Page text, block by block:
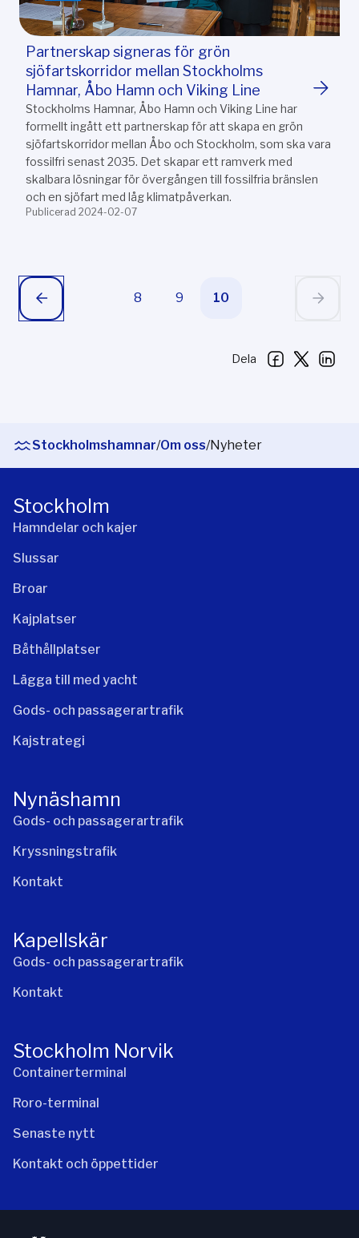
Partnerskap signeras för grön
sjöfartskorridor mellan Stockholms
Hamnar, Åbo Hamn och Viking Line
Stockholms Hamnar, Åbo Hamn och Viking Line har
formellt ingått ett partnerskap för att skapa en grön
sjöfartskorridor mellan Åbo och Stockholm, som ska vara
fossilfri senast 2035. Det skapar ett ramverk med
skalbara lösningar för övergången till fossilfria bränslen
och en sjöfart med låg klimatpåverkan.
Publicerad 2024-02-07
8 9 10
Dela
Stockholmshamnar/Om oss/Nyheter
Stockholm
Hamndelar och kajer
Slussar
Broar
Kajplatser
Båthållplatser
Lägga till med yacht
Gods- och passagerartrafik
Kajstrategi
Nynäshamn
Gods- och passagerartrafik
Kryssningstrafik
Kontakt
Kapellskär
Gods- och passagerartrafik
Kontakt
Stockholm Norvik
Containerterminal
Roro-terminal
Senaste nytt
Kontakt och öppettider